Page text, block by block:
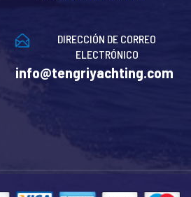
DIRECCIÓN DE CORREO
ELECTRÓNICO
info@tengriyachting.com